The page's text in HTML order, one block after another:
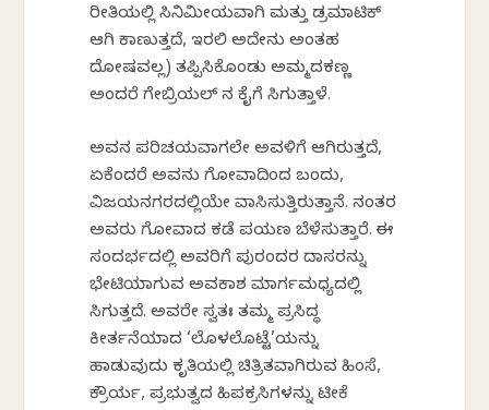
ರೀತಿಯಲ್ಲಿ ಸಿನಿಮೀಯವಾಗಿ ಮತ್ತು ಡ್ರಮಾಟಿಕ್
ಆಗಿ ಕಾಣುತ್ತದೆ, ಇರಲಿ ಅದೇನು ಅಂತಹ
ದೋಷವಲ್ಲ) ತಪ್ಪಿಸಿಕೊಂಡು ಅಮ್ಮದಕಣ್ಣ
ಅಂದರೆ ಗೇಬ್ರಿಯಲ್ ನ ಕೈಗೆ ಸಿಗುತ್ತಾಳೆ.
ಅವನ ಪರಿಚಯವಾಗಲೇ ಅವಳಿಗೆ ಆಗಿರುತ್ತದೆ,
ಏಕೆಂದರೆ ಅವನು ಗೋವಾದಿಂದ ಬಂದು,
ವಿಜಯನಗರದಲ್ಲಿಯೇ ವಾಸಿಸುತ್ತಿರುತ್ತಾನೆ. ನಂತರ
ಅವರು ಗೋವಾದ ಕಡೆ ಪಯಣ ಬೆಳೆಸುತ್ತಾರೆ. ಈ
ಸಂದರ್ಭದಲ್ಲಿ ಅವರಿಗೆ ಪುರಂದರ ದಾಸರನ್ನು
ಭೇಟಿಯಾಗುವ ಅವಕಾಶ ಮಾರ್ಗಮಧ್ಯದಲ್ಲಿ
ಸಿಗುತ್ತದೆ. ಅವರೇ ಸ್ವತಃ ತಮ್ಮ ಪ್ರಸಿದ್ಧ
ಕೀರ್ತನೆಯಾದ ‘ಲೊಳಲೊಟ್ಟೆ’ಯನ್ನು
ಹಾಡುವುದು ಕೃತಿಯಲ್ಲಿ ಚಿತ್ರಿತವಾಗಿರುವ ಹಿಂಸೆ,
ಕ್ರೌರ್ಯ, ಪ್ರಭುತ್ವದ ಹಿಪಕ್ರಸಿಗಳನ್ನು ಟೀಕೆ